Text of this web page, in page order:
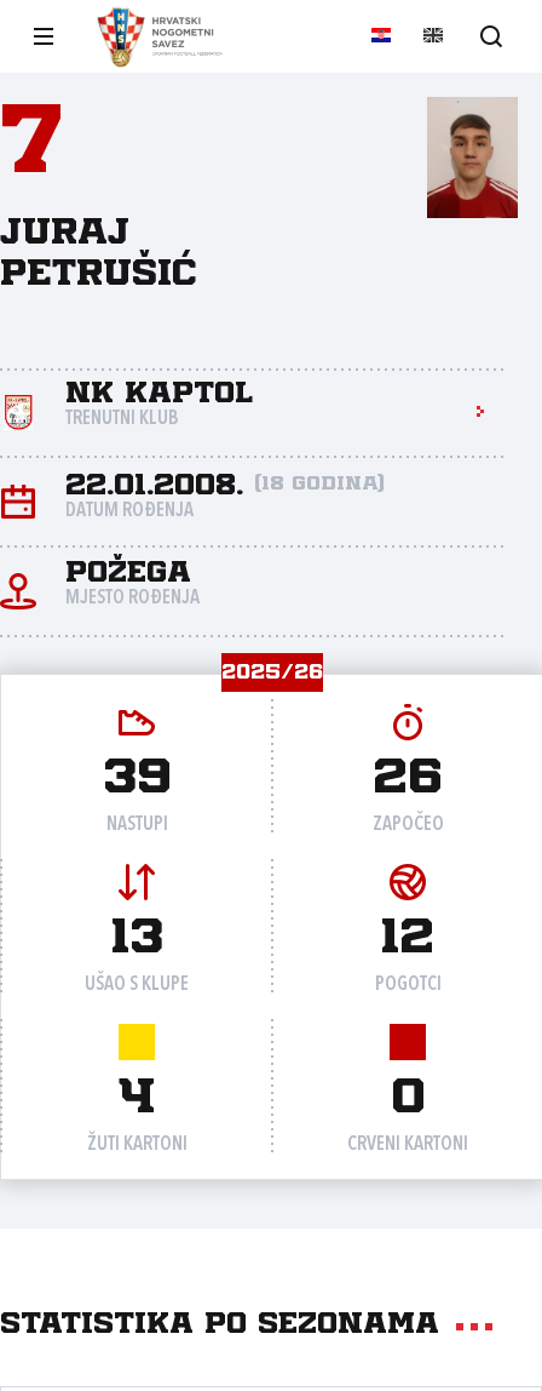
7
Juraj
Petrušić
NK Kaptol
TRENUTNI KLUB
22.01.2008. (18 godina)
DATUM ROĐENJA
Požega
MJESTO ROĐENJA
2025/26
39
NASTUPI
26
ZAPOČEO
13
UŠAO S KLUPE
12
POGOTCI
4
ŽUTI KARTONI
0
CRVENI KARTONI
Statistika po sezonama